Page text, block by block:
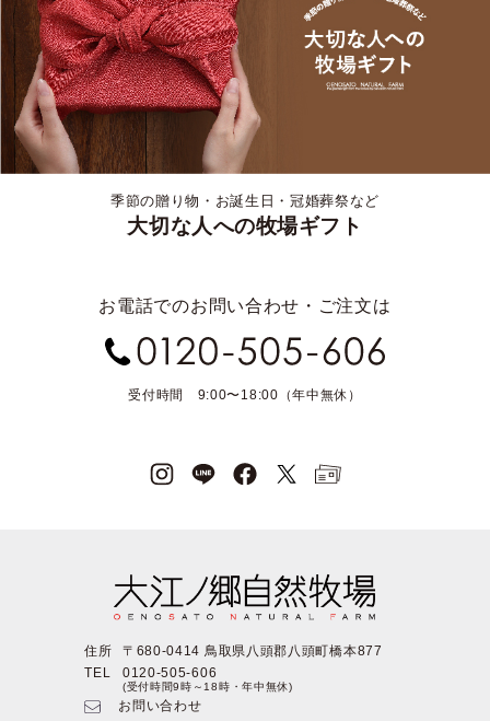
季節の贈り物・お誕生日・冠婚葬祭など
大切な人への牧場ギフト
お電話でのお問い合わせ・ご注文は
受付時間 9:00〜18:00（年中無休）
住所
〒680-0414 鳥取県八頭郡八頭町橋本877
TEL
0120-505-606
(受付時間9時～18時・年中無休)
お問い合わせ